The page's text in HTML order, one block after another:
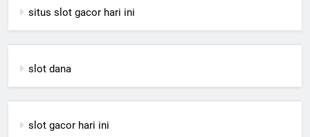
situs slot gacor hari ini
slot dana
slot gacor hari ini